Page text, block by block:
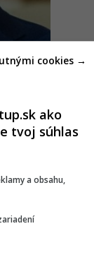
dobrý
ako
tvoj súhlas
a obsahu,
cookies →